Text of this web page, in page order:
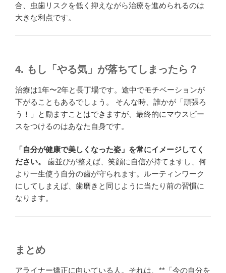
合、虫歯リスクを低く抑えながら治療を進められるのは
大きな利点です。
4. もし「やる気」が落ちてしまったら？
治療は1年〜2年と長丁場です。途中でモチベーションが
下がることもあるでしょう。 そんな時、誰かが「頑張ろ
う！」と励ますことはできますが、最終的にマウスピー
スをつけるのはあなた自身です。
「自分が健康で美しくなった姿」を常にイメージしてく
ださい。
歯並びが整えば、笑顔に自信が持てますし、何
より一生使う自分の歯が守られます。ルーティンワーク
にしてしまえば、歯磨きと同じように当たり前の習慣に
なります。
まとめ
アライナー矯正に向いている人。それは、**「今の自分を